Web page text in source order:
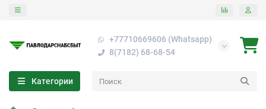
+77710669606 (Whatsapp)
8(7182) 68-68-54
Категории